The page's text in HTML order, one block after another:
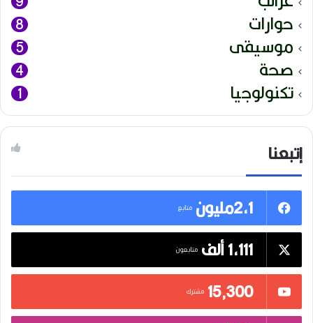
حوارات 8
موسيقى 5
صحة 4
تكنولوجيا 1
إتبعنا
2,1مليون
متابع
1,111 ألف متابعون
15٬300 مشترك